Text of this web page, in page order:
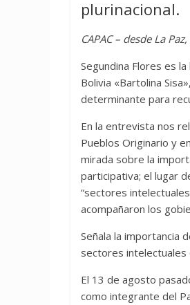
plurinacional.
CAPAC – desde La
Segundina Flores es
Bolivia «Bartolina
determinante para
En la entrevista nos
Pueblos Originario y
mirada sobre la
participativa; el lugar
“sectores
acompañaron los
Señala la importancia
sectores intelectuales
El 13 de agosto
como integrante del